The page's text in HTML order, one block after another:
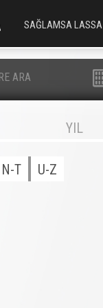
SAĞLAMSA LASSA
ARA
YIL
N-T U-Z